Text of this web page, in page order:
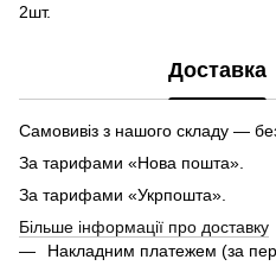
2шт.
Доставка
Самовивіз з нашого складу —
За тарифами «Нова пошта».
За тарифами «Укрпошта».
Більше інформації про доставку
Накладним платежем (за